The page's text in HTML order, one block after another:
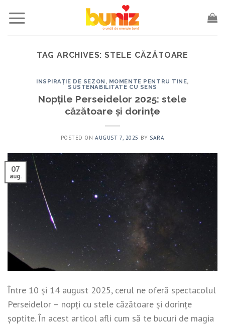
TAG ARCHIVES:STELE CĂZĂTOARE
INSPIRAȚIE DE SEZON , MOMENTE PENTRU TINE,
SUSTENABILITATE CU SENS
Nopțile Perseidelor 2025: stele
căzătoare și dorințe
POSTED ONAUGUST 7, 2025 BY SARA
07
aug.
Între 10 și 14 august 2025, cerul ne oferă spectacolul
Perseidelor – nopți cu stele căzătoare și dorințe
șoptite. În acest articol afli cum să te bucuri de magia